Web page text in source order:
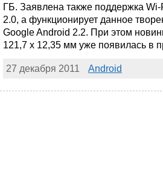
ГБ. Заявлена также поддержка
2.0, а функционирует данное
Google Android 2.2. При этом
121,7 х 12,35 мм уже появилась в
27 декабря 2011 Android